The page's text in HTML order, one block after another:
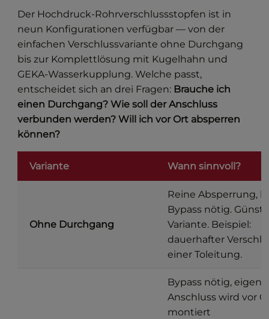
Der Hochdruck-Rohrverschlussstopfen ist in
neun Konfigurationen verfügbar — von der
einfachen Verschlussvariante ohne Durchgang
bis zur Komplettlösung mit Kugelhahn und
GEKA-Wasserkupplung. Welche passt,
entscheidet sich an drei Fragen: Brauche ich
einen Durchgang? Wie soll der Anschluss
verbunden werden? Will ich vor Ort absperren
können?
Variante Wann sinnvoll?
Ohne Durchgang
Reine Absperrung,
Bypass nötig.
Variante. Beispiel:
dauerhafter
einer Toleitung.
Bypass nötig,
Anschluss wird vor
montiert